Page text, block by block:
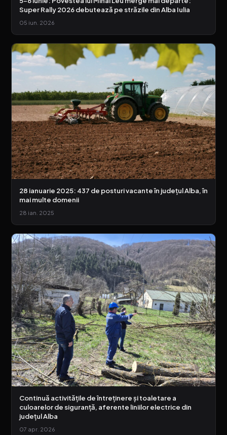
Super Rally 2026 debutează pe străzile din Alba Iulia
05 iun. 2026
28 ianuarie 2025: 437 de posturi vacante în județul Alba, în
mai multe domenii
28 ian. 2025
Continuă activitățile de întreținere și toaletare a
culoarelor de siguranță, aferente liniilor electrice din
județul Alba
07 apr. 2026